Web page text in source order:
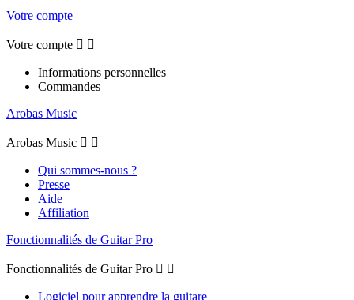
Votre compte
Votre compte  
Informations personnelles
Commandes
Arobas Music
Arobas Music  
Qui sommes-nous ?
Presse
Aide
Affiliation
Fonctionnalités de Guitar Pro
Fonctionnalités de Guitar Pro  
Logiciel pour apprendre la guitare